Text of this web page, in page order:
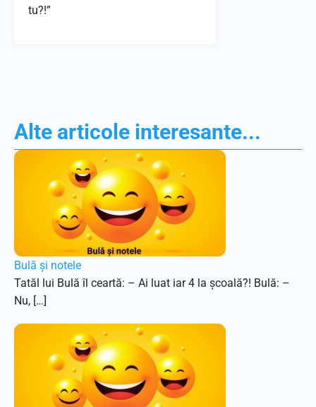
tu?!”
Alte articole interesante...
Bulă și notele
Tatăl lui Bulă îl ceartă: – Ai luat iar 4 la școală?! Bulă: –
Nu, […]